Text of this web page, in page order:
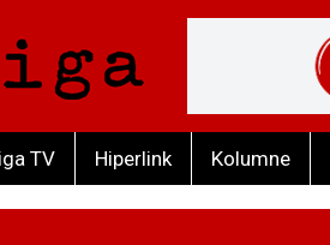
TV Hiperlink Kolumne